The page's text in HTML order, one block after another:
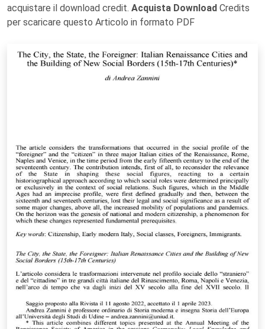
acquistare il download credit. Acquista Download Credits
per scaricare questo Articolo in formato PDF